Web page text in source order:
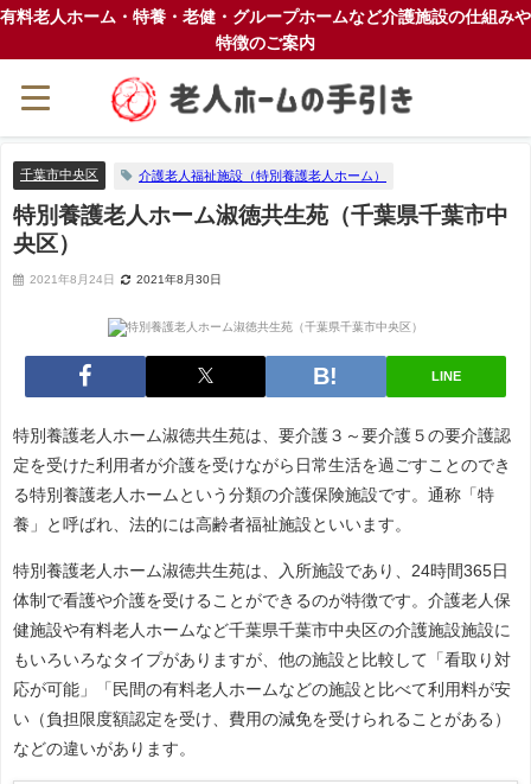
有料老人ホーム・特養・老健・グループホームなど介護施設の仕組みや
特徴のご案内
千葉市中央区 介護老人福祉施設（特別養護老人ホーム）
特別養護老人ホーム淑徳共生苑（千葉県千葉市中
央区）
2021年8月24日 2021年8月30日
LINE
特別養護老人ホーム淑徳共生苑は、要介護３～要介護５の要介護認
定を受けた利用者が介護を受けながら日常生活を過ごすことのでき
る特別養護老人ホームという分類の介護保険施設です。通称「特
養」と呼ばれ、法的には高齢者福祉施設といいます。
特別養護老人ホーム淑徳共生苑は、入所施設であり、24時間365日
体制で看護や介護を受けることができるのが特徴です。介護老人保
健施設や有料老人ホームなど千葉県千葉市中央区の介護施設施設に
もいろいろなタイプがありますが、他の施設と比較して「看取り対
応が可能」「民間の有料老人ホームなどの施設と比べて利用料が安
い（負担限度額認定を受け、費用の減免を受けられることがある）
などの違いがあります。